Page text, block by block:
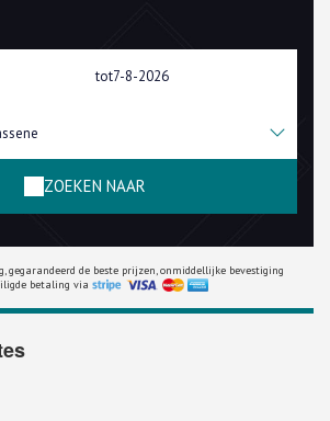
tot
ZOEKEN NAAR
gegarandeerd de beste prijzen, onmiddellijke bevestiging
betaling via